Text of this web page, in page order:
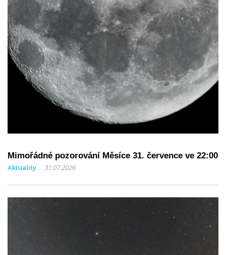
Mimořádné pozorování Měsíce 31. července ve 22:00
Aktuality 31.07.2026